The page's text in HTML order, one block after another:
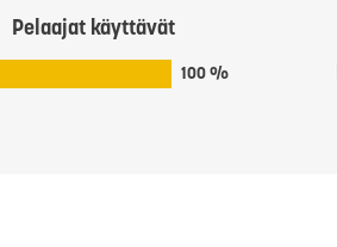
Pelaajat käyttävät
100 %